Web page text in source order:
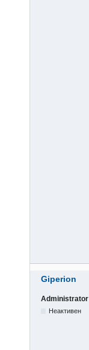
Giperion
Administrator
Неактивен